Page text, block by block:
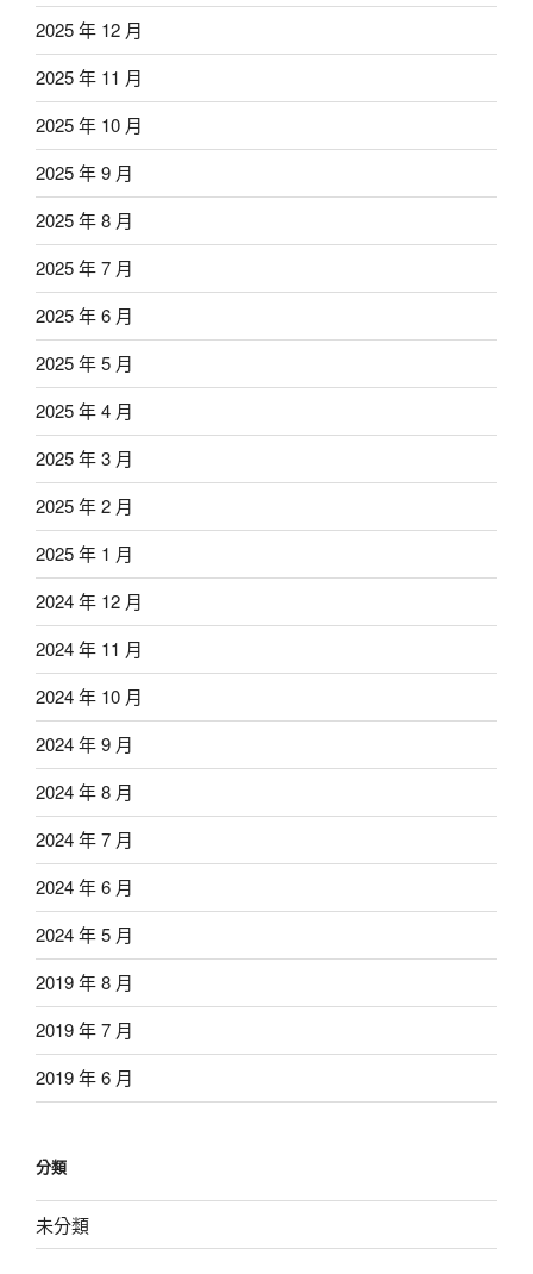
2025 年 12 月
2025 年 11 月
2025 年 10 月
2025 年 9 月
2025 年 8 月
2025 年 7 月
2025 年 6 月
2025 年 5 月
2025 年 4 月
2025 年 3 月
2025 年 2 月
2025 年 1 月
2024 年 12 月
2024 年 11 月
2024 年 10 月
2024 年 9 月
2024 年 8 月
2024 年 7 月
2024 年 6 月
2024 年 5 月
2019 年 8 月
2019 年 7 月
2019 年 6 月
分類
未分類